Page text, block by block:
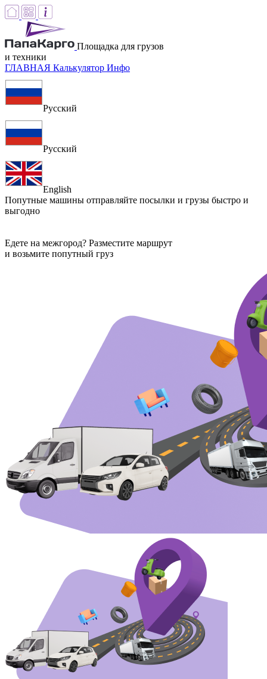
Площадка для грузов
и техники
ГЛАВНАЯ Калькулятор Инфо
Русский
Русский
English
Попутные машины отправляйте посылки и грузы быстро и
выгодно
Едете на межгород? Разместите маршрут
и возьмите попутный груз